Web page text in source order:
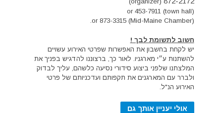
or 453-7911 (town hall)
or 873-3315 (Mid-Maine Chamber).
חשוב לתשומת לבך !
יש לקחת בחשבון את האפשרות שפרטי האירוע עשויים
להשתנות ע״י מארגניו. לאור כך, ברצוננו להדגיש בפניך את
המלצתנו שלפני ביצוע סידורי נסיעה כלשהם, עליך לבדוק
ולברר עם המארגנים את תקפותם ועדכניותם של פרטי
האירוע הנ"ל.
אולי יעניין אותך גם